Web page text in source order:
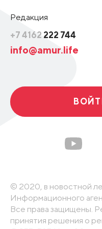
Редакция
+7 4162 222 744
info@amur.life
© 2020, в новостной
Информационного
Все права защищены.
принятия решения о